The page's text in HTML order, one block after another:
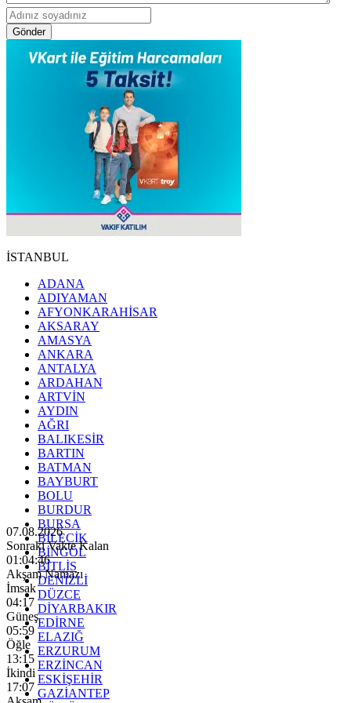
Gönder
İSTANBUL
ADANA
ADIYAMAN
AFYONKARAHİSAR
AKSARAY
AMASYA
ANKARA
ANTALYA
ARDAHAN
ARTVİN
AYDIN
AĞRI
BALIKESİR
BARTIN
BATMAN
BAYBURT
BOLU
BURDUR
BURSA
BİLECİK
BİNGÖL
BİTLİS
DENİZLİ
DÜZCE
DİYARBAKIR
EDİRNE
ELAZIĞ
ERZURUM
ERZİNCAN
ESKİŞEHİR
GAZİANTEP
07.08.2026
Sonraki Vakte Kalan
01:04:44
Akşam Namazı
İmsak
04:17
Güneş
05:59
Öğle
13:15
İkindi
17:07